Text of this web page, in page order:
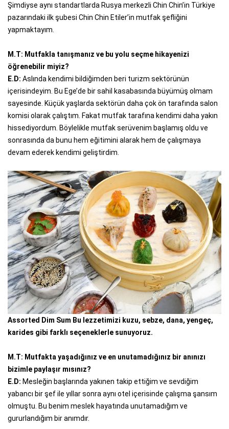
Şimdiyse aynı standartlarda Rusya merkezli Chin Chin’in Türkiye
pazarındaki ilk şubesi Chin Chin Etiler’in mutfak şefliğini
yapmaktayım.
M.T: Mutfakla tanışmanız ve bu yolu seçme hikayenizi
öğrenebilir miyiz?
E.D: Aslında kendimi bildiğimden beri turizm sektörünün
içerisindeyim. Bu Ege’de bir sahil kasabasında büyümüş olmam
sayesinde. Küçük yaşlarda sektörün daha çok ön tarafında salon
komisi olarak çalıştım. Fakat mutfak tarafına kendimi daha yakın
hissediyordum. Böylelikle mutfak serüvenim başlamış oldu ve
sonrasında da bunu hem eğitimini alarak hem de çalışmaya
devam ederek kendimi geliştirdim.
Assorted Dim Sum Bu lezzetimizi kuzu, sebze, dana, yengeç,
karides gibi farklı seçeneklerle sunuyoruz.
M.T: Mutfakta yaşadığınız ve en unutamadığınız bir anınızı
bizimle paylaşır mısınız?
E.D: Mesleğin başlarında yakınen takip ettiğim ve sevdiğim
yabancı bir şef ile yıllar sonra aynı otel içerisinde çalışma şansım
olmuştu. Bu benim meslek hayatında unutamadığım ve
gururlandığım bir anımdır.